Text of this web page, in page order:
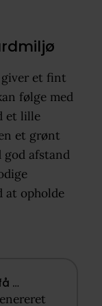
giver et fint
følge med
et lille
et grønt
god afstand
at opholde
…​